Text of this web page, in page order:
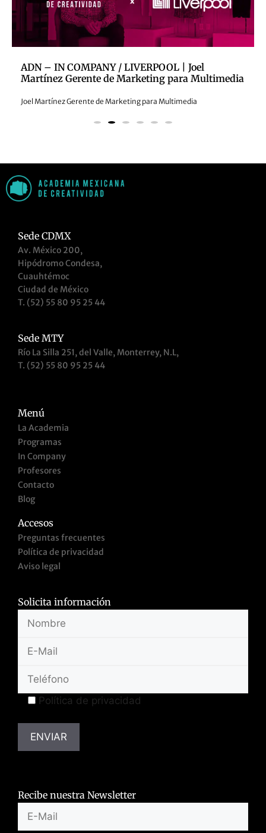
ADN – IN COMPANY / LIVERPOOL | Joel
Martínez Gerente de Marketing para Multimedia
Joel Martínez Gerente de Marketing para Multimedia
Sede CDMX
Av. México 200,
Hipódromo Condesa,
Cuauhtémoc
Ciudad de México
T. (52) 55 80 95 25 44
Sede MTY
Río La Silla 251, del Valle, Monterrey, N.L,
T. (52) 55 80 95 25 44
Menú
La Academia
Programas
In Company
Profesores
Contacto
Blog
Accesos
Preguntas frecuentes
Política de privacidad
Aviso legal
Solicita información
Política de privacidad
Recibe nuestra Newsletter